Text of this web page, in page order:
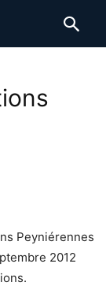
Peyniérennes
2012